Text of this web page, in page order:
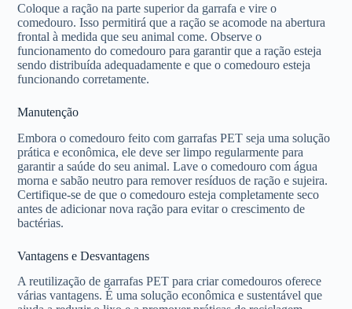
Coloque a ração na parte superior da garrafa e vire o
comedouro. Isso permitirá que a ração se acomode na abertura
frontal à medida que seu animal come. Observe o
funcionamento do comedouro para garantir que a ração esteja
sendo distribuída adequadamente e que o comedouro esteja
funcionando corretamente.
Manutenção
Embora o comedouro feito com garrafas PET seja uma solução
prática e econômica, ele deve ser limpo regularmente para
garantir a saúde do seu animal. Lave o comedouro com água
morna e sabão neutro para remover resíduos de ração e sujeira.
Certifique-se de que o comedouro esteja completamente seco
antes de adicionar nova ração para evitar o crescimento de
bactérias.
Vantagens e Desvantagens
A reutilização de garrafas PET para criar comedouros oferece
várias vantagens. É uma solução econômica e sustentável que